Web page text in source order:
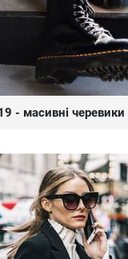
- масивні черевики